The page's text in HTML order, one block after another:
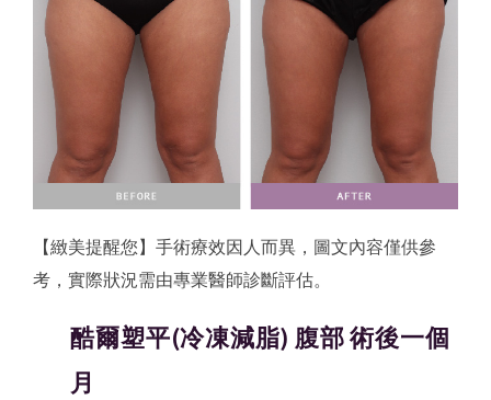
【緻美提醒您】手術療效因人而異，圖文內容僅供參
考，實際狀況需由專業醫師診斷評估。
酷爾塑平(冷凍減脂) 腹部 術後一個
月